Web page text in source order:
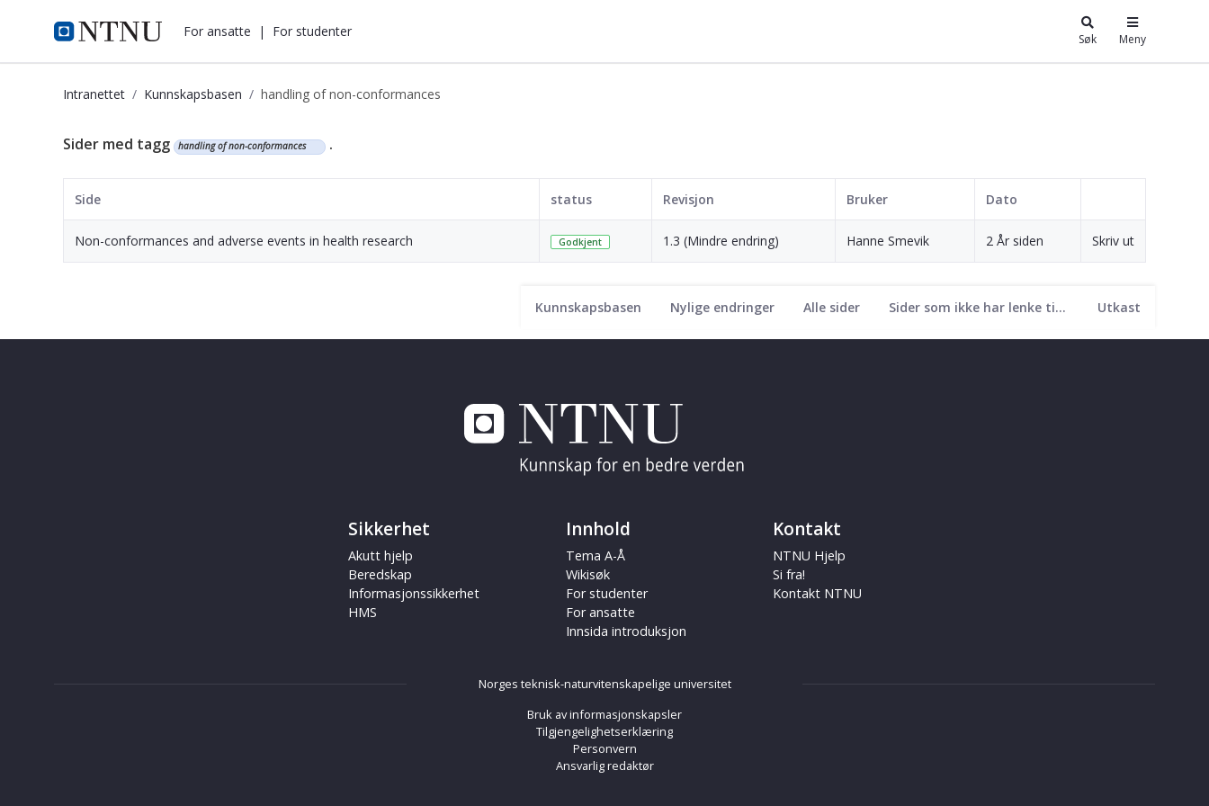
i.ntnu.no For ansatte | For studenter Søk Meny
Intranettet Kunnskapsbasen handling of non-conformances
Kunnskapsbasen
Kunnskapsbasen Nylige endringer Alle sider Sider som ikke har lenke til seg Utkast
Sider med tagg handling of non-conformances .
Side status Revisjon Bruker Dato
Non-conformances and adverse events in health research Godkjent 1.3 (Mindre endring) Hanne Smevik 2 År siden Skriv ut
Sikkerhet
Akutt hjelp
Beredskap
Informasjonssikkerhet
HMS
Innhold
Tema A-Å
Wikisøk
For studenter
For ansatte
Innsida introduksjon
Kontakt
NTNU Hjelp
Si fra!
Kontakt NTNU
Norges teknisk-naturvitenskapelige universitet
Bruk av informasjonskapsler
Tilgjengelighetserklæring
Personvern
Ansvarlig redaktør